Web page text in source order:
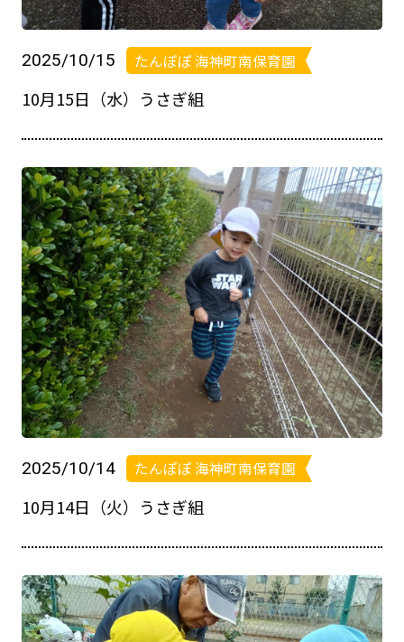
2025/10/15 たんぽぽ 海神町南保育園
10月15日（水）うさぎ組
2025/10/14 たんぽぽ 海神町南保育園
10月14日（火）うさぎ組